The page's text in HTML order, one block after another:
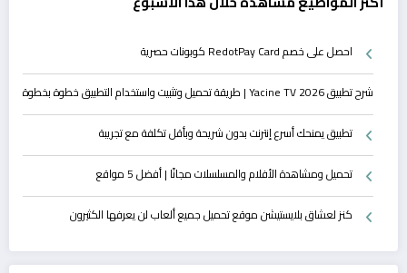
احصل على خصم RedotPay Card كوبونات حصرية
شرح تطبيق Yacine TV 2026 | طريقة تحميل وتثبيت واستخدام التطبيق خطوة بخطوة
تطبيق يمنحك أسرع إنترنت بدون شريحة وبأقل تكلفة مع تجريبة
تحميل ومشاهدة الأفلام والمسلسلات مجانًا | أفضل 5 مواقع
كنز لعشاق بلايستيشن موقع تحميل جميع ألعاب لن يعرفها الكثيرون